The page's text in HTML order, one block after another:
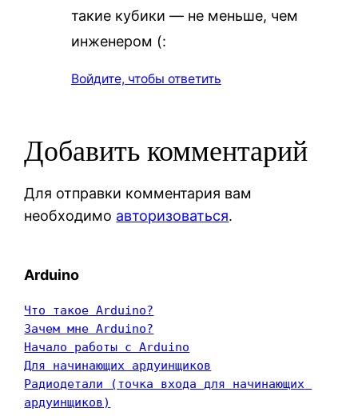
такие кубики — не меньше, чем
инженером (:
Войдите, чтобы ответить
Добавить комментарий
Для отправки комментария вам
необходимо авторизоваться.
Arduino
Что такое Arduino?
Зачем мне Arduino?
Начало работы с Arduino
Для начинающих ардуинщиков
Радиодетали (точка входа для начинающих
ардуинщиков)